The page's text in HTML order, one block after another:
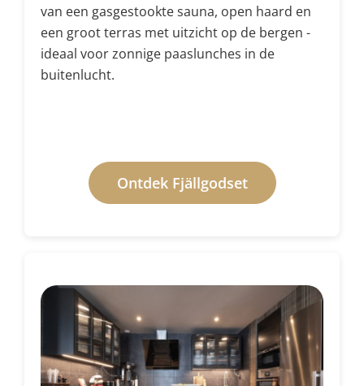
van een gasgestookte sauna, open haard en
een groot terras met uitzicht op de bergen -
ideaal voor zonnige paaslunches in de
buitenlucht.
Ontdek Fjällgodset